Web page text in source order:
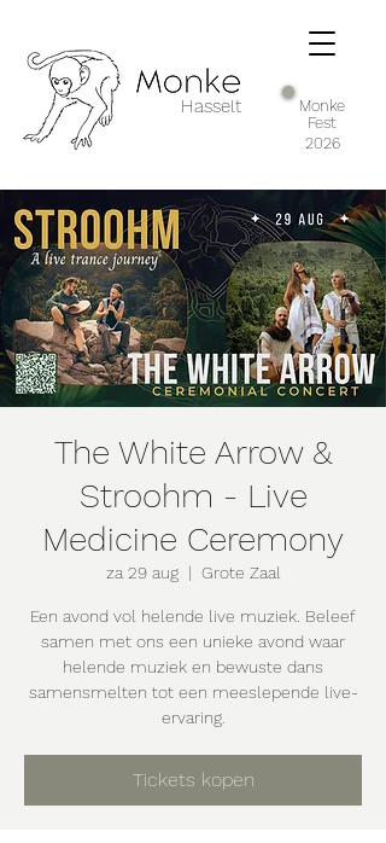
Hasselt
Monke
Fest
2026
The White Arrow &
Stroohm - Live
Medicine Ceremony
za 29 aug
  |
Grote Zaal
Een avond vol helende live muziek. Beleef
samen met ons een unieke avond waar
helende muziek en bewuste dans
samensmelten tot een meeslepende live-
ervaring.
Tickets kopen